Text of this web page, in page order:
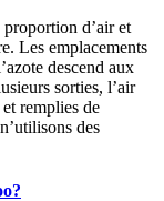
d’air et
Les emplacements
descend aux
sorties, l’air
remplies de
des